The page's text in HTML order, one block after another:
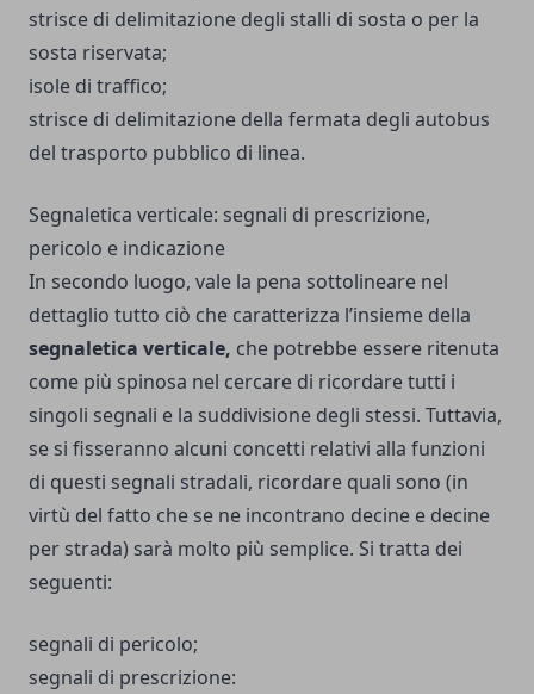
strisce di delimitazione degli stalli di sosta o per la
sosta riservata;
isole di traffico;
strisce di delimitazione della fermata degli autobus
del trasporto pubblico di linea.
Segnaletica verticale: segnali di prescrizione,
pericolo e indicazione
In secondo luogo, vale la pena sottolineare nel
dettaglio tutto ciò che caratterizza l’insieme della
segnaletica verticale, che potrebbe essere ritenuta
come più spinosa nel cercare di ricordare tutti i
singoli segnali e la suddivisione degli stessi. Tuttavia,
se si fisseranno alcuni concetti relativi alla funzioni
di questi segnali stradali, ricordare quali sono (in
virtù del fatto che se ne incontrano decine e decine
per strada) sarà molto più semplice. Si tratta dei
seguenti:
segnali di pericolo;
segnali di prescrizione: